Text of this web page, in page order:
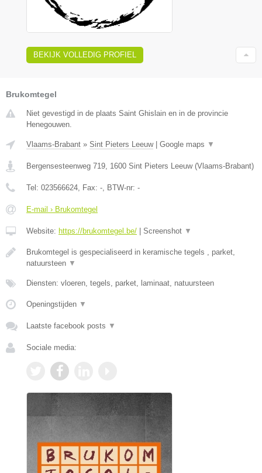
BEKIJK VOLLEDIG PROFIEL
Brukomtegel
Niet gevestigd in de plaats Saint Ghislain en in de provincie
Henegouwen.
Vlaams-Brabant » Sint Pieters Leeuw| Google maps ▼
Bergensesteenweg 719 1600 Sint Pieters Leeuw(Vlaams-Brabant)
Tel: 023566624 , Fax: - , BTW-nr: -
E-mail › Brukomtegel
Website: https://brukomtegel.be/ Screenshot ▼
Brukomtegel is gespecialiseerd in keramische tegels , parket,
natuursteen ▼
Diensten: vloeren, tegels, parket, laminaat, natuursteen
Openingstijden ▼
Laatste facebook posts ▼
Sociale media: